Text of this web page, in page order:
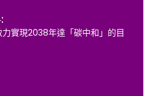
實現2038年達「碳中和」的目